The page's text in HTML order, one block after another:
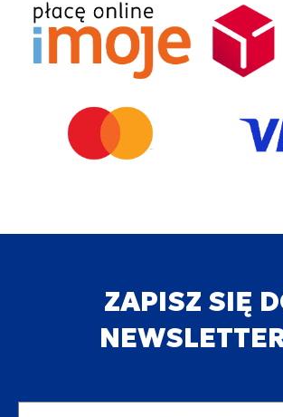
ZAPISZ SIĘ